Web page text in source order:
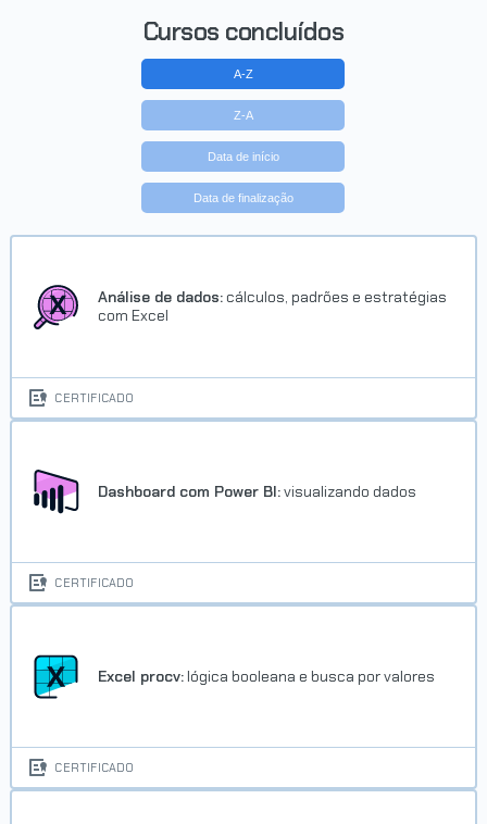
Cursos concluídos
A-Z
Z-A
Data de início
Data de finalização
Análise de dados: cálculos, padrões e estratégias
com Excel
CERTIFICADO
Dashboard com Power BI:visualizando dados
CERTIFICADO
Excel procv: lógica booleana e busca por valores
CERTIFICADO